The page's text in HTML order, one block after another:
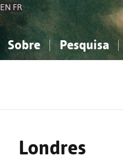
EN FR
Sobre Pesquisa
Londres